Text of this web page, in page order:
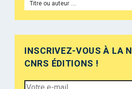
INSCRIVEZ-VOUS À LA
CNRS ÉDITIONS !